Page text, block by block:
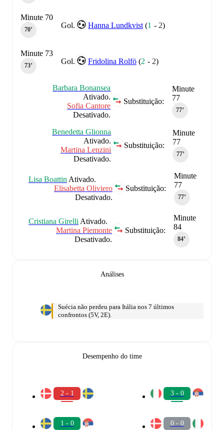
Gol. Hanna Lundkvist (1 - 2)
Minute 70
70‎’‎
Gol. Fridolina Rolfö (2 - 2)
Minute 73
73‎’‎
Minute
77
77‎’‎
Substituição:
Barbara Bonansea
Ativado.
Sofia Cantore
Desativado.
Minute
77
77‎’‎
Substituição:
Benedetta Glionna
Ativado.
Martina Lenzini
Desativado.
Minute
77
77‎’‎
Substituição:
Lisa Boattin Ativado.
Elisabetta Oliviero
Desativado.
Minute
84
84‎’‎
Substituição:
Cristiana Girelli Ativado.
Martina Piemonte
Desativado.
Análises
Suécia não perdeu para Itália nos 7 últimos
confrontos (5V, 2E).
Desempenho do time
2 - 1
1 - 0
3 - 0
0 - 0